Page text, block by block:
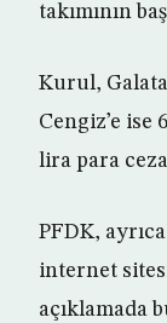
takımının
Kurul,
Cengiz’e
lira para
PFDK,
internet
açıklamada